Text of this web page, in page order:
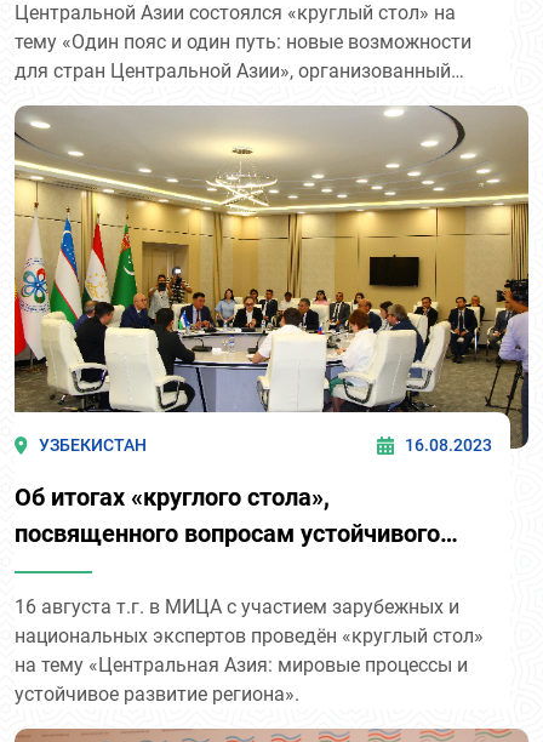
Центральной Азии состоялся «круглый стол» на
тему «Один пояс и один путь: новые возможности
для стран Центральной Азии», организованный
совместно с посольством КНР в Узбекистане.
УЗБЕКИСТАН 16.08.2023
Об итогах «круглого стола»,
посвященного вопросам устойчивого
развития Центральной Азии
16 августа т.г. в МИЦА с участием зарубежных и
национальных экспертов проведён «круглый стол»
на тему «Центральная Азия: мировые процессы и
устойчивое развитие региона».